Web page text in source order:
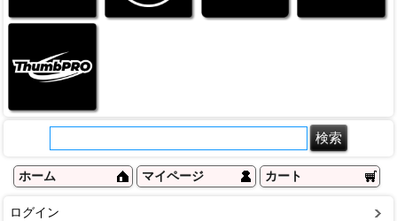
ホーム マイページ カート
ログイン